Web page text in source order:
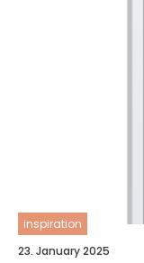
inspiration
23. January 2025